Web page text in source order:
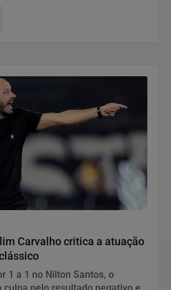
Carvalho critica a atuação
1 a 1 no Nilton Santos, o